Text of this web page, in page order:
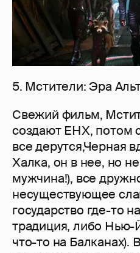
5. Мстители: Эра
Свежий фильм,
создают ЕНХ, потом
все дерутся,Черная
Халка, он в нее, но
мужчина!), все
несуществующее
государство где-то
традиция, либо Нью-
что-то на Балканах).